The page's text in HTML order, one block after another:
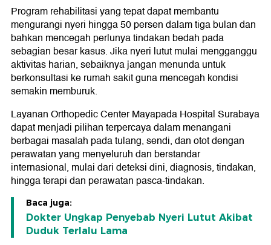
Program rehabilitasi yang tepat dapat membantu
mengurangi nyeri hingga 50 persen dalam tiga bulan dan
bahkan mencegah perlunya tindakan bedah pada
sebagian besar kasus. Jika nyeri lutut mulai mengganggu
aktivitas harian, sebaiknya jangan menunda untuk
berkonsultasi ke rumah sakit guna mencegah kondisi
semakin memburuk.
Layanan Orthopedic Center Mayapada Hospital Surabaya
dapat menjadi pilihan terpercaya dalam menangani
berbagai masalah pada tulang, sendi, dan otot dengan
perawatan yang menyeluruh dan berstandar
internasional, mulai dari deteksi dini, diagnosis, tindakan,
hingga terapi dan perawatan pasca-tindakan.
Baca juga:
Dokter Ungkap Penyebab Nyeri Lutut Akibat
Duduk Terlalu Lama